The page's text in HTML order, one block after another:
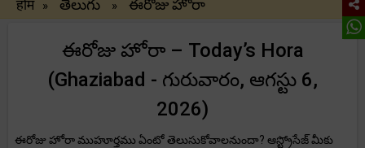
होम » తెలుగు » ఈరోజు హోరా
ఈరోజు హోరా – Today’s Hora
(Ghaziabad - గురువారం, ఆగస్టు 6,
2026)
ఈరోజు హోరా ముహూర్తము ఏంటో తెలుసుకోవాలనుందా? ఆస్ట్రోసేజ్ మీకు